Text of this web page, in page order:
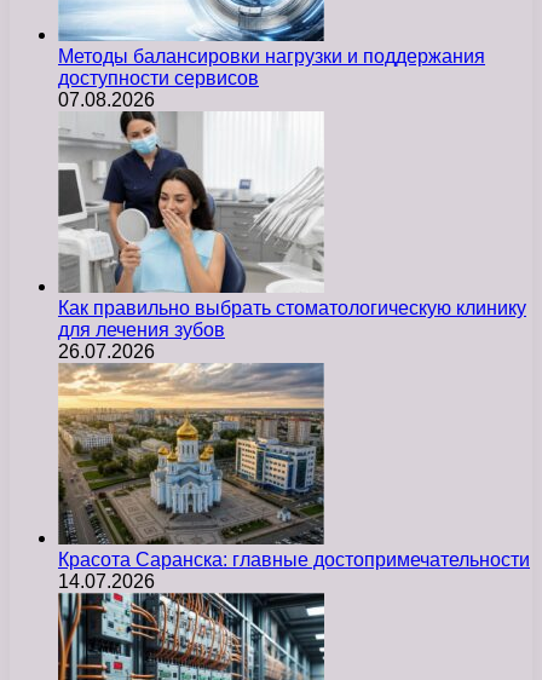
Методы балансировки нагрузки и поддержания
доступности сервисов
07.08.2026
Как правильно выбрать стоматологическую клинику
для лечения зубов
26.07.2026
Красота Саранска: главные достопримечательности
14.07.2026